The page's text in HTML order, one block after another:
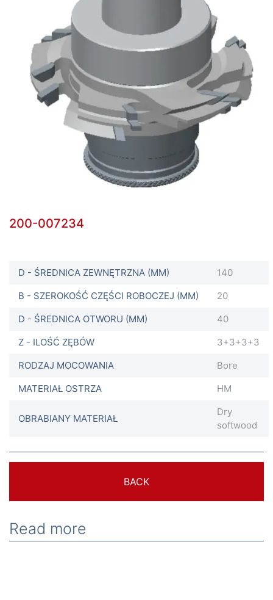
200-007234
D - ŚREDNICA ZEWNĘTRZNA (MM)
140
B - SZEROKOŚĆ CZĘŚCI ROBOCZEJ (MM)
20
D - ŚREDNICA OTWORU (MM)
40
Z - ILOŚĆ ZĘBÓW
3+3+3+3
RODZAJ MOCOWANIA
Bore
MATERIAŁ OSTRZA
HM
OBRABIANY MATERIAŁ
Dry
softwood
BACK
Read more